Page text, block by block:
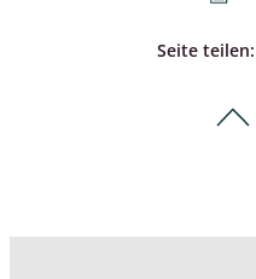
Seite teilen: